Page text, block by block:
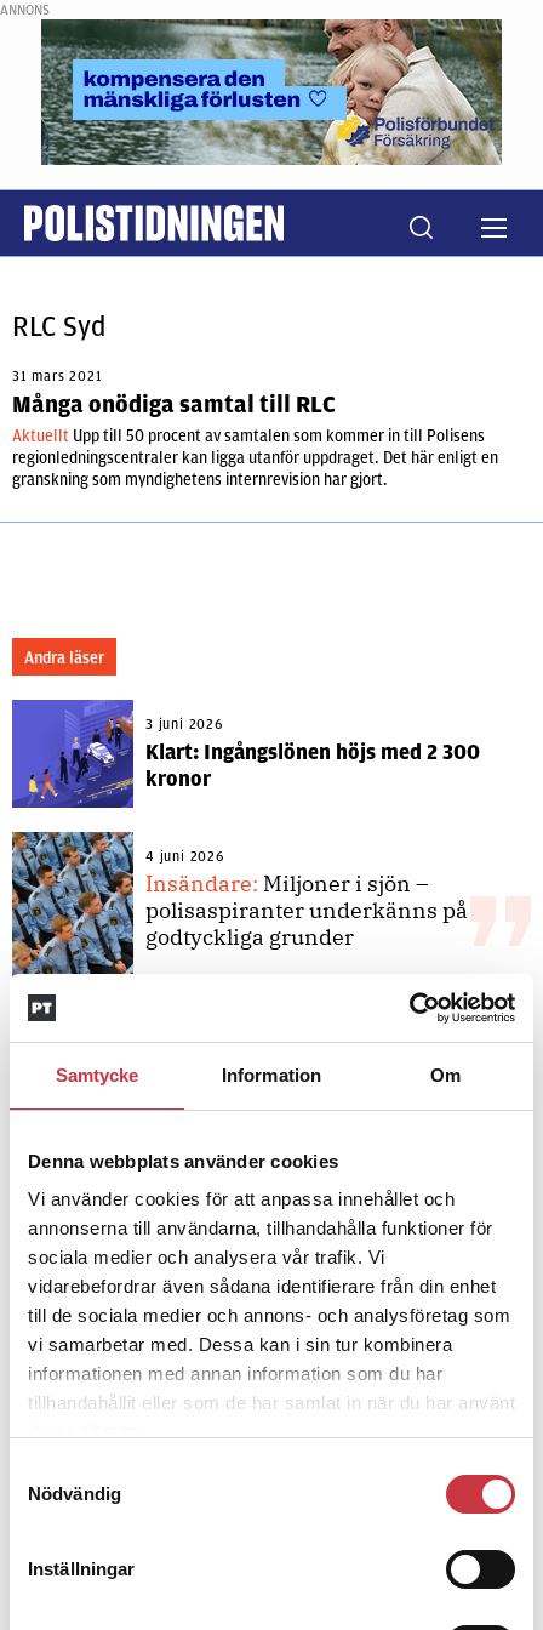
Samtycke Information Om
Denna webbplats använder cookies
Vi använder cookies för att anpassa innehållet och
annonserna till användarna, tillhandahålla funktioner för
sociala medier och analysera vår trafik. Vi
vidarebefordrar även sådana identifierare från din enhet
till de sociala medier och annons- och analysföretag som
vi samarbetar med. Dessa kan i sin tur kombinera
informationen med annan information som du har
tillhandahållit eller som de har samlat in när du har använt
Nödvändig
Inställningar
ANNONS
RLC Syd
31 mars 2021
Många onödiga samtal till RLC
Aktuellt Upp till 50 procent av samtalen som kommer in till Polisens
regionledningscentraler kan ligga utanför uppdraget. Det här enligt en
granskning som myndighetens internrevision har gjort.
Andra läser
3 juni 2026
Klart: Ingångslönen höjs med 2 300
kronor
4 juni 2026
Insändare: Miljoner i sjön –
polisaspiranter underkänns på
godtyckliga grunder
– nu ska han lära sig grunderna
4 juni 2026
Polisregionen erkänner fel: ”Kommer
att rättas till”
Debatt